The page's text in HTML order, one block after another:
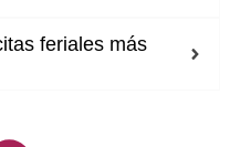
feriales más